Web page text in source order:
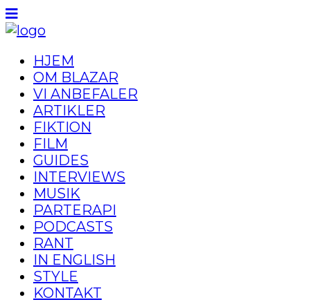
HJEM
OM BLAZAR
VI ANBEFALER
ARTIKLER
FIKTION
FILM
GUIDES
INTERVIEWS
MUSIK
PARTERAPI
PODCASTS
RANT
IN ENGLISH
STYLE
KONTAKT